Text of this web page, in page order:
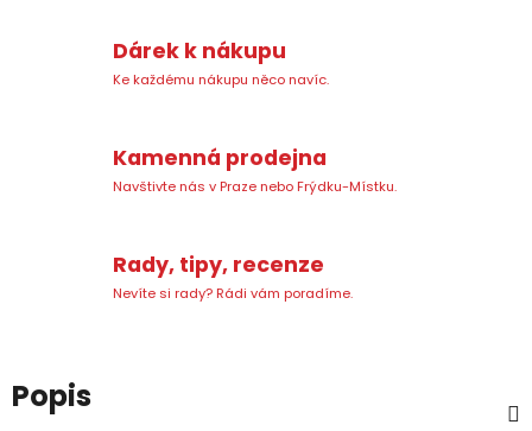
Dárek k nákupu
Ke každému nákupu něco navíc.
Kamenná prodejna
Navštivte nás v Praze nebo Frýdku-Místku.
Rady, tipy, recenze
Nevíte si rady? Rádi vám poradíme.
Popis